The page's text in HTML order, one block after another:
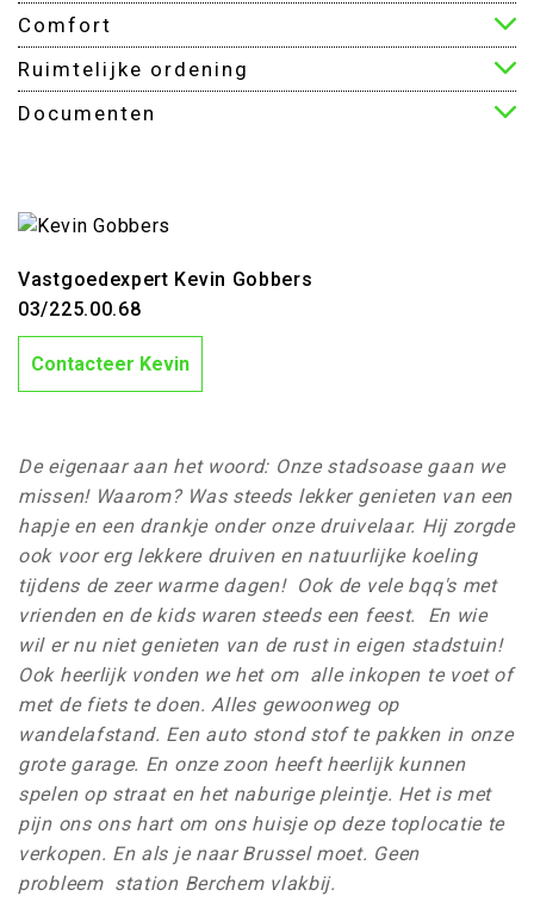
Comfort
Ruimtelijke ordening
Documenten
Vastgoedexpert Kevin Gobbers
03/225.00.68
Contacteer Kevin
De eigenaar aan het woord: Onze stadsoase gaan we
missen! Waarom? Was steeds lekker genieten van een
hapje en een drankje onder onze druivelaar. Hij zorgde
ook voor erg lekkere druiven en natuurlijke koeling
tijdens de zeer warme dagen! Ook de vele bqq's met
vrienden en de kids waren steeds een feest. En wie
wil er nu niet genieten van de rust in eigen stadstuin!
Ook heerlijk vonden we het om alle inkopen te voet of
met de fiets te doen. Alles gewoonweg op
wandelafstand. Een auto stond stof te pakken in onze
grote garage. En onze zoon heeft heerlijk kunnen
spelen op straat en het naburige pleintje. Het is met
pijn ons ons hart om ons huisje op deze toplocatie te
verkopen. En als je naar Brussel moet. Geen
probleem station Berchem vlakbij.